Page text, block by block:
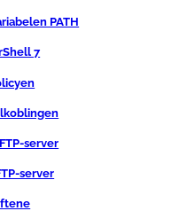
PATH
7
server
server